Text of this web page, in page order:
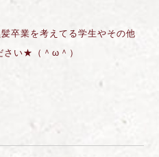
卒業を考えてる学生やその他
さい★（＾ω＾）